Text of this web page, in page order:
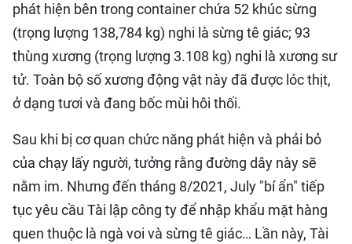
phát hiện bên trong container chứa 52 khúc sừng
(trọng lượng 138,784 kg) nghi là sừng tê giác; 93
thùng xương (trọng lượng 3.108 kg) nghi là xương sư
tử. Toàn bộ số xương động vật này đã được lóc thịt,
ở dạng tươi và đang bốc mùi hôi thối.
Sau khi bị cơ quan chức năng phát hiện và phải bỏ
của chạy lấy người, tưởng rằng đường dây này sẽ
nằm im. Nhưng đến tháng 8/2021, July "bí ẩn" tiếp
tục yêu cầu Tài lập công ty để nhập khẩu mặt hàng
quen thuộc là ngà voi và sừng tê giác… Lần này, Tài